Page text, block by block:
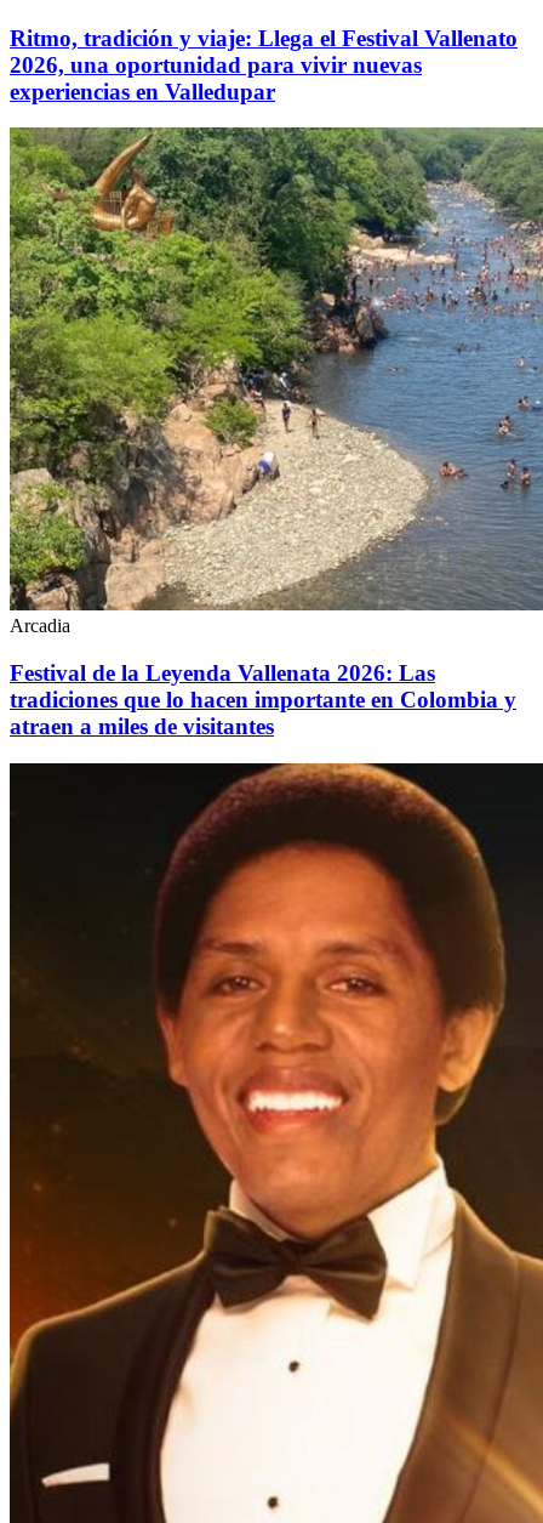
Ritmo, tradición y viaje: Llega el Festival Vallenato
2026, una oportunidad para vivir nuevas
experiencias en Valledupar
Arcadia
Festival de la Leyenda Vallenata 2026: Las
tradiciones que lo hacen importante en Colombia y
atraen a miles de visitantes